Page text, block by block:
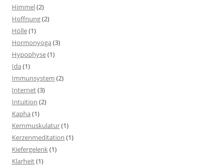
Himmel(2)
Hoffnung(2)
Hölle(1)
Hormonyoga(3)
Hypophyse(1)
Ida(1)
Immunsystem (2)
Internet(3)
Intuition (2)
Kapha(1)
Kernmuskulatur(1)
Kerzenmeditation (1)
Kiefergelenk(1)
Klarheit(1)